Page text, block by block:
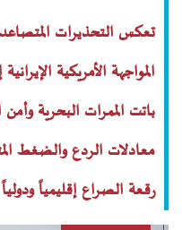
تعكس التحذيرات
المواجهة الأمريكية
باتت الممرات البحرية
معادلات الردع والضغط
رقعة الصراع إقليمياً ودولياً